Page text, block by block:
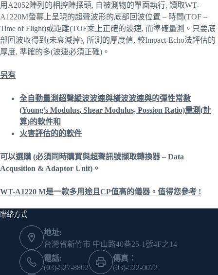
用A2052陣列的相控陣探頭, 自被測物的單面執行, 讀取WT-
A1220M螢幕上呈現的超聲波形的底部回波位置 – 時間(TOF –
Time of Flight)或距離(TOF乘上正確的波速, 而準確量測。只要底
部回波收得到(未衰減掉), 所測的厚度值, 較Impact-Echo法評估的
厚度, 準確的多(波速必須正確)。
另有
全自動量測超聲縱波波速與橫波波速與的彈性常數
(Young’s Modulus, Shear Modulus, Possion Ratio)量測(計
算)的軟件和
火害評估的的軟件
可以選購 (必須同時購買與超聲訊號擷取轉換器 – Data
Acqusition & Adaptor Unit) 。
WT-A1220 M是一款多用途 且 CP值高的儀器。 值得您參考 !
聯絡方式
地址:
台灣省新竹市 中山路40巷25-1號4F之14
電話:
(03)-527-8802
傳真：
(03)-522-0072